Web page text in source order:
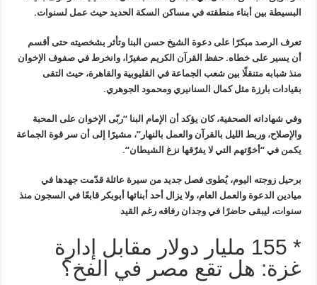
البسيطة بين أبناء منطقته في مساكن السكة الحديد حيث عمل لسنوات.
تعرف الرصد مبكرًا على دعوة الشيخ حسن البنا وتأثر بشخصيته حتى أقسم
أن يسير على خطاه. حفظ القرآن الكريم صغيرًا، وانخرط في صفوف الإخوان
منذ شبابه متنقلًا بين شعب الجماعة في القليوبية والقاهرة، حيث التقى
بقيادات بارزة مثل كمال السنانيري ومحمود الجوهري.
وفي شهاداته الصحفية، كان يؤكد أن الإمام البنا “ربّى الإخوان على المحبة
والإصلاح، وربط الليل بالقرآن والعمل بالنهار”، مشيرًا إلى أن سر قوة الجماعة
يكمن في “أخوّتهم التي لا يفرّقها نزغ الشيطان“.
برحيل زوجته اليوم، يُطوى فصل جديد من سيرة عائلة قدّمت جهدها في
ميادين الدعوة والعمل العام، ولا يزال أحد أبنائها أبوبكر قابعًا في السجون منذ
سنوات، ليبقى حاضرًا في وجدان رفاقه رغم القيد
* 155 مليار دولار مقابل إدارة
غزة: هل تقع مصر في الفخ؟